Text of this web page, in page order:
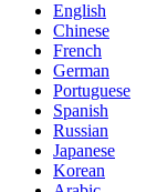
English
Chinese
French
German
Portuguese
Spanish
Russian
Japanese
Korean